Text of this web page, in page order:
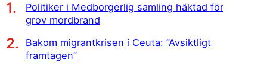
Politiker i Medborgerlig samling häktad för
grov mordbrand
Bakom migrantkrisen i Ceuta: ”Avsiktligt
framtagen”